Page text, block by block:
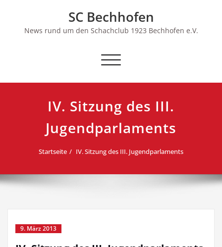
SC Bechhofen
News rund um den Schachclub 1923 Bechhofen e.V.
Schalte
IV. Sitzung des III.
Jugendparlaments
Startseite IV. Sitzung des III. Jugendparlaments
9. März 2013